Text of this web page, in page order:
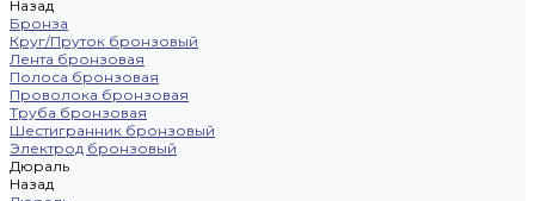
Назад
Бронза
Круг/Пруток бронзовый
Лента бронзовая
Полоса бронзовая
Проволока бронзовая
Труба бронзовая
Шестигранник бронзовый
Электрод бронзовый
Дюраль
Назад